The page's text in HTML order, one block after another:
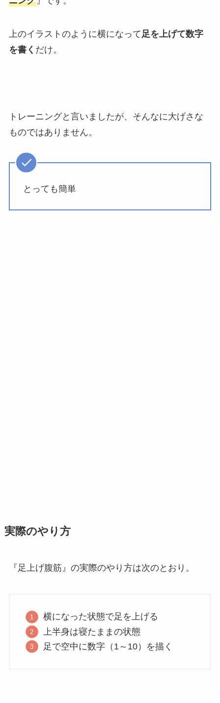
上のイラストのように横になって足を上げて数字
を書く だけ。
トレーニングと言いましたが、そんなに大げさな
ものではありません。
とっても簡単
実際のやり方
『足上げ腹筋』の実際のやり方は次のとおり。
横になった状態で足を上げる
上半身は寝たままの状態
足で空中に数字（1～10）を描く